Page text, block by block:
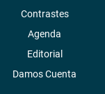
Contrastes
Agenda
Editorial
Damos Cuenta